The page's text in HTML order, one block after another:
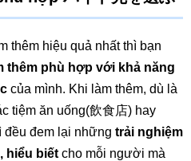
thêm hiệu quả nhất thì bạn
thêm phù hợp với khả năng
của mình. Khi làm thêm, dù là
tiệm ăn uống(飲食店) hay
đem lại những trải nghiệm
hiểu biết cho mỗi người mà